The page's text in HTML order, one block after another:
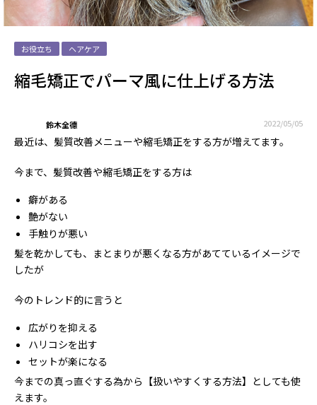
お役立ち ヘアケア
縮毛矯正でパーマ風に仕上げる方法
鈴木全德 2022/05/05
最近は、髪質改善メニューや縮毛矯正をする方が増えてます。
今まで、髪質改善や縮毛矯正をする方は
癖がある
艶がない
手触りが悪い
髪を乾かしても、まとまりが悪くなる方があてているイメージで
したが
今のトレンド的に言うと
広がりを抑える
ハリコシを出す
セットが楽になる
今までの真っ直ぐする為から【扱いやすくする方法】としても使
えます。